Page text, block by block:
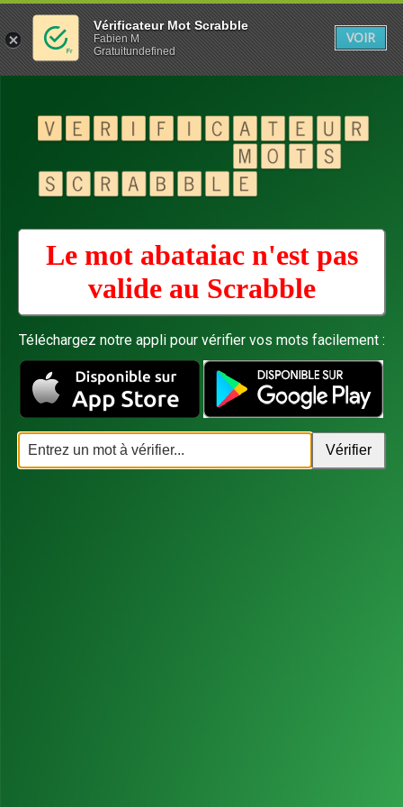
Le mot abataiac n'est pas
valide au Scrabble
Téléchargez notre appli pour vérifier vos mots facilement :
Vérificateur Mot Scrabble
Fabien M
Gratuitundefined
VOIR